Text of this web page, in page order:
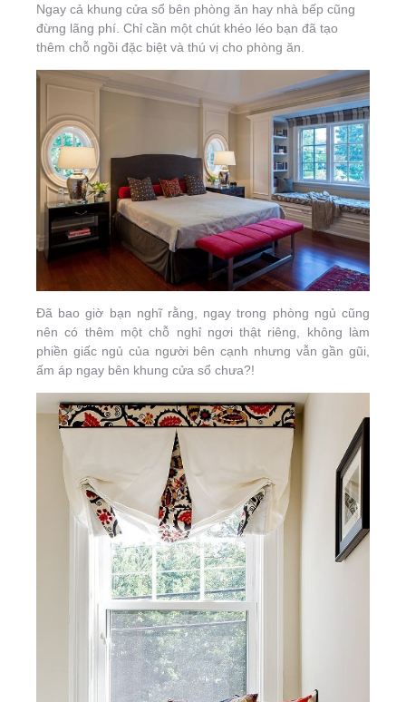
Ngay cả khung cửa sổ bên phòng ăn hay nhà bếp cũng
đừng lãng phí. Chỉ cần một chút khéo léo bạn đã tạo
thêm chỗ ngồi đặc biệt và thú vị cho phòng ăn.
Đã bao giờ bạn nghĩ rằng, ngay trong phòng ngủ cũng
nên có thêm một chỗ nghỉ ngơi thật riêng, không làm
phiền giấc ngủ của người bên cạnh nhưng vẫn gần gũi,
ấm áp ngay bên khung cửa sổ chưa?!